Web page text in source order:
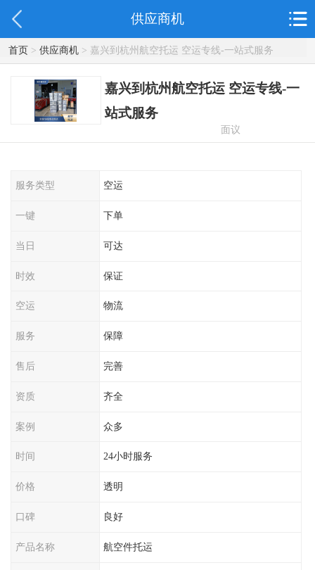
供应商机
首页> 供应商机> 嘉兴到杭州航空托运 空运专线-一站式服务
嘉兴到杭州航空托运 空运专线-一
站式服务
面议
服务类型 空运
一键 下单
当日 可达
时效 保证
空运 物流
服务 保障
售后 完善
资质 齐全
案例 众多
时间 24小时服务
价格 透明
口碑 良好
产品名称 航空件托运